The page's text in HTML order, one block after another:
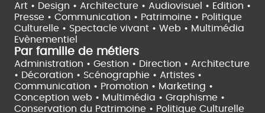
Art • Design • Architecture • Audiovisuel • Edition •
Presse • Communication • Patrimoine • Politique
Culturelle • Spectacle vivant • Web • Multimédia
Evènementiel
Par famille de métiers
Administration • Gestion • Direction • Architecture
• Décoration • Scénographie • Artistes •
Communication • Promotion • Marketing •
Conception web • Multimédia • Graphisme •
Conservation du Patrimoine • Politique Culturelle